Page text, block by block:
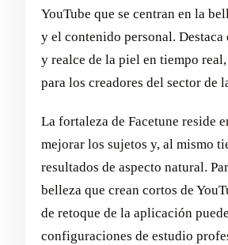
YouTube que se centran en la
y el contenido personal. Destaca
y realce de la piel en tiempo
para los creadores del sector de
La fortaleza de Facetune reside
mejorar los sujetos y, al mismo
resultados de aspecto natural.
belleza que crean cortos de
de retoque de la aplicación
configuraciones de estudio